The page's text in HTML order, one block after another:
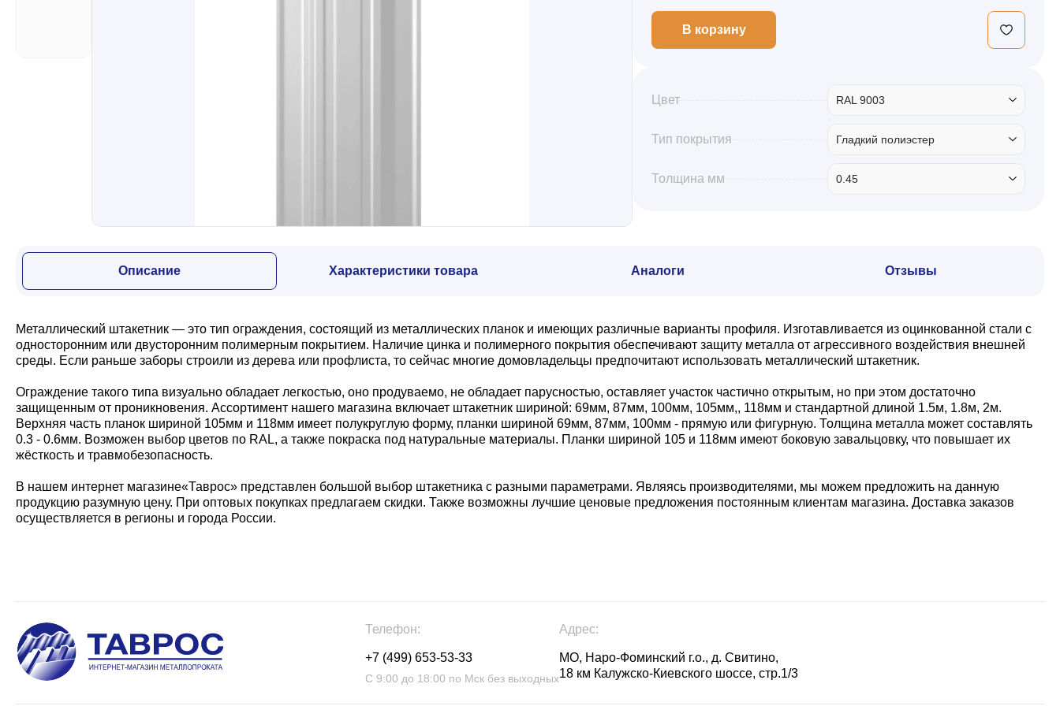
В корзину
Цвет RAL 9003
Тип покрытия Гладкий полиэстер
Толщина мм 0.45
Описание Характеристики товара Аналоги Отзывы
Металлический штакетник — это тип ограждения, состоящий из металлических планок и имеющих различные варианты профиля. Изготавливается из оцинкованной стали с
односторонним или двусторонним полимерным покрытием. Наличие цинка и полимерного покрытия обеспечивают защиту металла от агрессивного воздействия внешней
среды. Если раньше заборы строили из дерева или профлиста, то сейчас многие домовладельцы предпочитают использовать металлический штакетник.
Ограждение такого типа визуально обладает легкостью, оно продуваемо, не обладает парусностью, оставляет участок частично открытым, но при этом достаточно
защищенным от проникновения. Ассортимент нашего магазина включает штакетник шириной: 69мм, 87мм, 100мм, 105мм,, 118мм и стандартной длиной 1.5м, 1.8м, 2м.
Верхняя часть планок шириной 105мм и 118мм имеет полукруглую форму, планки шириной 69мм, 87мм, 100мм - прямую или фигурную. Толщина металла может составлять
0.3 - 0.6мм. Возможен выбор цветов по RAL, а также покраска под натуральные материалы. Планки шириной 105 и 118мм имеют боковую завальцовку, что повышает их
жёсткость и травмобезопасность.
В нашем интернет магазине«Таврос» представлен большой выбор штакетника с разными параметрами. Являясь производителями, мы можем предложить на данную
продукцию разумную цену. При оптовых покупках предлагаем скидки. Также возможны лучшие ценовые предложения постоянным клиентам магазина. Доставка заказов
осуществляется в регионы и города России.
Телефон:
+7 (499) 653-53-33
С 9:00 до 18:00 по Мск без выходных
Адрес:
МО, Наро-Фоминский г.о., д. Свитино,
18 км Калужско-Киевского шоссе, стр.1/3